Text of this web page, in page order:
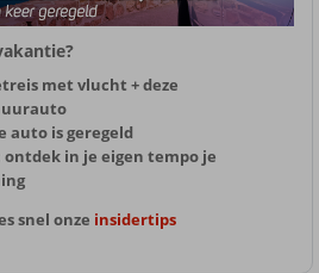
met vlucht + deze
auto is geregeld
in je eigen tempo je
snel onze insidertips